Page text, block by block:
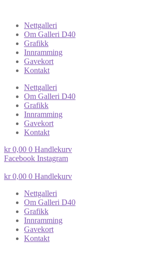
Nettgalleri
Om Galleri D40
Grafikk
Innramming
Gavekort
Kontakt
Nettgalleri
Om Galleri D40
Grafikk
Innramming
Gavekort
Kontakt
kr0,00 0 Handlekurv
Facebook Instagram
kr0,00 0 Handlekurv
Nettgalleri
Om Galleri D40
Grafikk
Innramming
Gavekort
Kontakt